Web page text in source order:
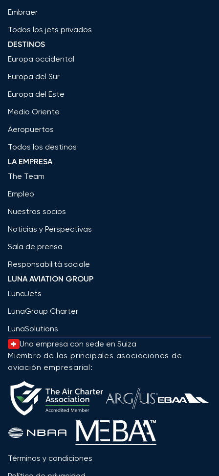
Embraer
Todos los jets privados
DESTINOS
Europa occidental
Europa del Sur
Europa del Este
Medio Oriente
Aeropuertos
Todos los destinos
LA EMPRESA
The Team
Empleo
Nuestros socios
Noticias y Perspectivas
Sala de prensa
Responsabilità sociale
LUNA AVIATION GROUP
LunaJets
LunaGroup Charter
LunaSolutions
Una empresa con sede en Suiza
Miembro de las principales asociaciones de
aviación empresarial:
Términos y condiciones